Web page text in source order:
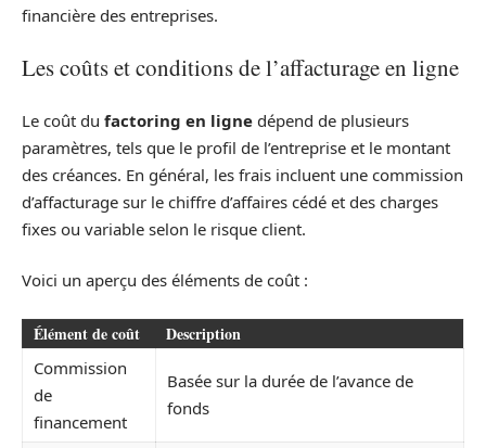
financière des entreprises.
Les coûts et conditions de l’affacturage en ligne
Le coût du factoring en ligne dépend de plusieurs
paramètres, tels que le profil de l’entreprise et le montant
des créances. En général, les frais incluent une commission
d’affacturage sur le chiffre d’affaires cédé et des charges
fixes ou variable selon le risque client.
Voici un aperçu des éléments de coût :
Élément de coût Description
Commission
de
financement
Basée sur la durée de l’avance de
fonds